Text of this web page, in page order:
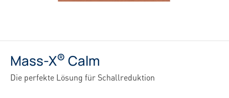
Mass-X®Calm
Die perfekte Lösung für Schallreduktion